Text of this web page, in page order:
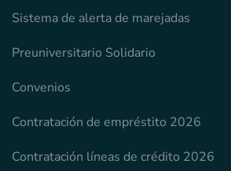
Sistema de alerta de marejadas
Preuniversitario Solidario
Convenios
Contratación de empréstito 2026
Contratación líneas de crédito 2026